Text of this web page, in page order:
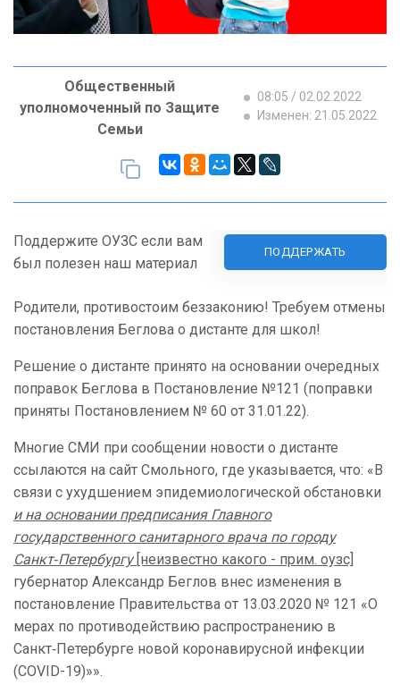
Общественный
уполномоченный по Защите
Семьи
08:05 / 02.02.2022
Изменен: 21.05.2022
Поддержите ОУЗС если вам
был полезен наш материал
ПОДДЕРЖАТЬ
Родители, противостоим беззаконию! Требуем отмены
постановления Беглова о дистанте для школ!
Решение о дистанте принято на основании очередных
поправок Беглова в Постановление №121 (поправки
приняты Постановлением № 60 от 31.01.22).
Многие СМИ при сообщении новости о дистанте
ссылаются на сайт Смольного, где указывается, что: «В
связи с ухудшением эпидемиологической обстановки
и на основании предписания Главного
государственного санитарного врача по городу
Санкт‑Петербургу[неизвестно какого - прим. оузс]
губернатор Александр Беглов внес изменения в
постановление Правительства от 13.03.2020 № 121 «О
мерах по противодействию распространению в
Санкт‑Петербурге новой коронавирусной инфекции
(COVID-19)»».